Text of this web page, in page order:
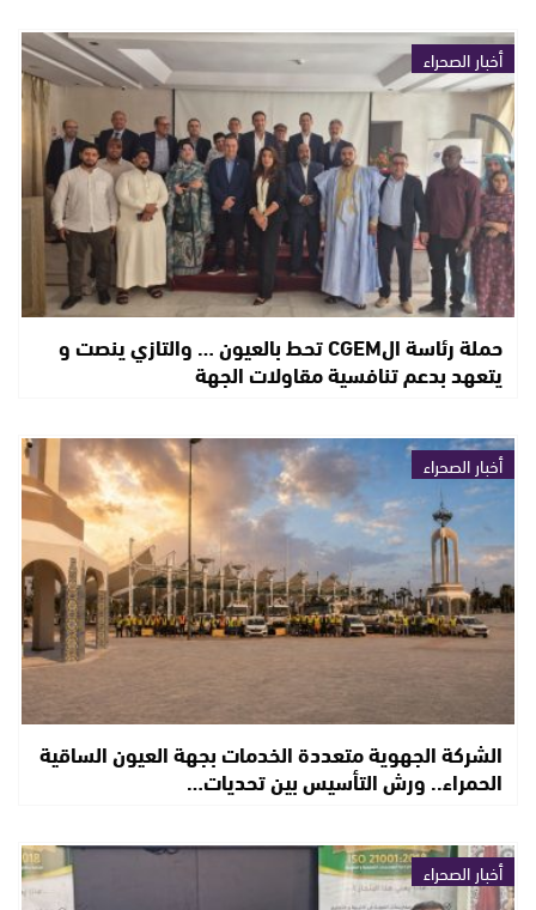
أخبار الصحراء
حملة رئاسة الCGEM تحط بالعيون … والتازي ينصت و
يتعهد بدعم تنافسية مقاولات الجهة
أخبار الصحراء
الشركة الجهوية متعددة الخدمات بجهة العيون الساقية
الحمراء.. ورش التأسيس بين تحديات…
أخبار الصحراء